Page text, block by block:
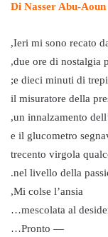
Di Nasser Abu-Aoun
Ieri mi sono recato
due ore di nostalgia
e dieci minuti di
il misuratore della
un innalzamento
e il glucometro
trecento virgola
nel livello della
Mi colse l’ansia,
mescolata al
— Pronto…